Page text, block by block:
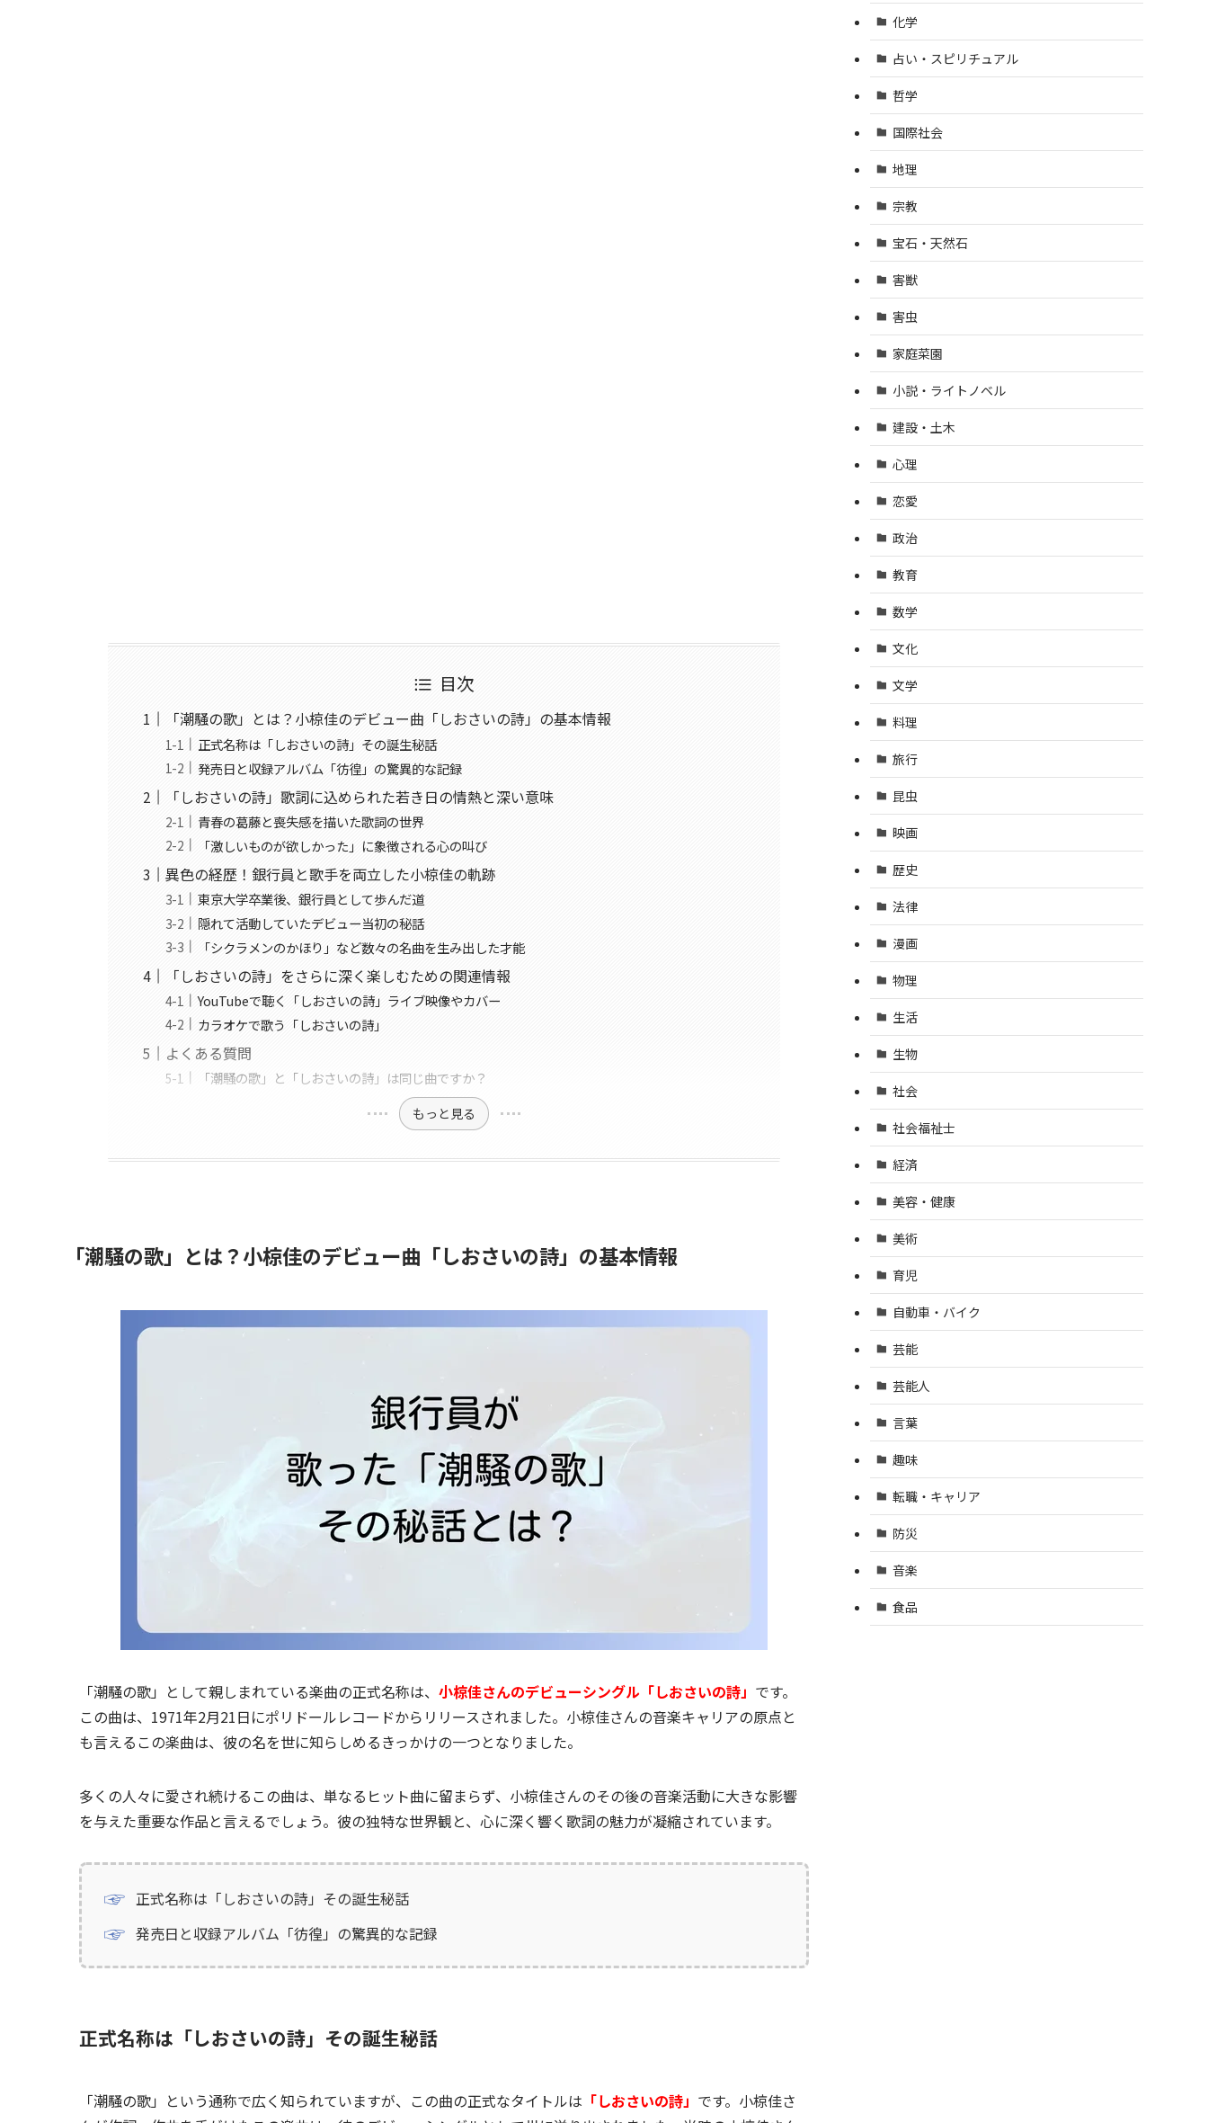
目次
「潮騒の歌」とは？小椋佳のデビュー曲「しおさいの詩」の基本情報
正式名称は「しおさいの詩」その誕生秘話
発売日と収録アルバム「彷徨」の驚異的な記録
「しおさいの詩」歌詞に込められた若き日の情熱と深い意味
青春の葛藤と喪失感を描いた歌詞の世界
「激しいものが欲しかった」に象徴される心の叫び
異色の経歴！銀行員と歌手を両立した小椋佳の軌跡
東京大学卒業後、銀行員として歩んだ道
隠れて活動していたデビュー当初の秘話
「シクラメンのかほり」など数々の名曲を生み出した才能
「しおさいの詩」をさらに深く楽しむための関連情報
YouTubeで聴く「しおさいの詩」ライブ映像やカバー
カラオケで歌う「しおさいの詩」
よくある質問
「潮騒の歌」と「しおさいの詩」は同じ曲ですか？
もっと見る
「潮騒の歌」とは？小椋佳のデビュー曲「しおさいの詩」の基本情報
「潮騒の歌」として親しまれている楽曲の正式名称は、 小椋佳さんのデビューシングル「しおさいの詩」 です。
この曲は、1971年2月21日にポリドールレコードからリリースされました。小椋佳さんの音楽キャリアの原点と
も言えるこの楽曲は、彼の名を世に知らしめるきっかけの一つとなりました。
多くの人々に愛され続けるこの曲は、単なるヒット曲に留まらず、小椋佳さんのその後の音楽活動に大きな影響
を与えた重要な作品と言えるでしょう。彼の独特な世界観と、心に深く響く歌詞の魅力が凝縮されています。
正式名称は「しおさいの詩」その誕生秘話
発売日と収録アルバム「彷徨」の驚異的な記録
正式名称は「しおさいの詩」その誕生秘話
「潮騒の歌」という通称で広く知られていますが、この曲の正式なタイトルは 「しおさいの詩」 です。小椋佳さ
化学
占い・スピリチュアル
哲学
国際社会
地理
宗教
宝石・天然石
害獣
害虫
家庭菜園
小説・ライトノベル
建設・土木
心理
恋愛
政治
教育
数学
文化
文学
料理
旅行
昆虫
映画
歴史
法律
漫画
物理
生活
生物
社会
社会福祉士
経済
美容・健康
美術
育児
自動車・バイク
芸能
芸能人
言葉
趣味
転職・キャリア
防災
音楽
食品